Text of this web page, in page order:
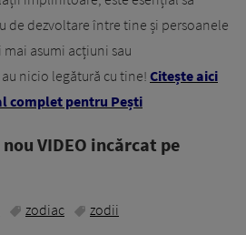
de dezvoltare între tine și persoanele
mai asumi acțiuni sau
nicio legătură cu tine! Citește aici
complet pentru Pești
VIDEO incărcat pe
zodiac zodii